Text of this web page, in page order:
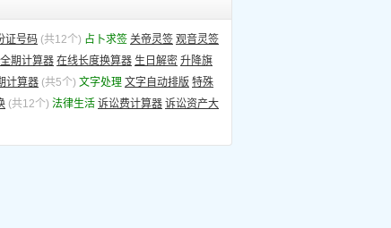
证号码 (共12个) 占卜求签 关帝灵签 观音灵签
期计算器 在线长度换算器 生日解密 升降旗
计算器 (共5个) 文字处理 文字自动排版 特殊
(共12个) 法律生活 诉讼费计算器 诉讼资产大